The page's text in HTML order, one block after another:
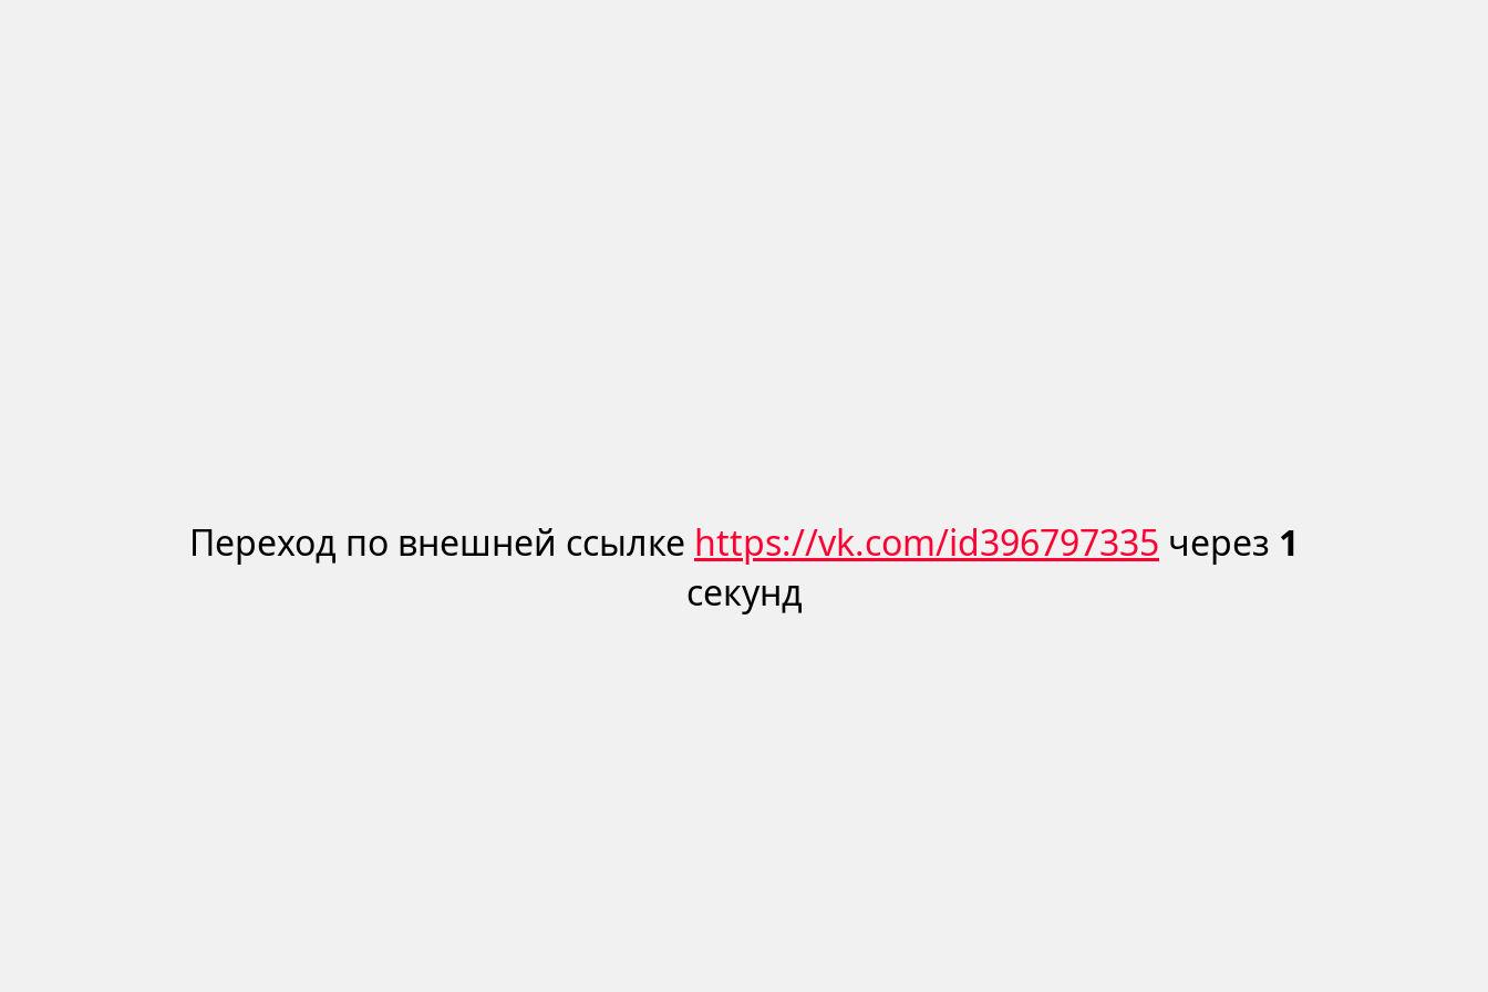
Переход по внешней ссылке https://vk.com/id396797335 через 1
секунд